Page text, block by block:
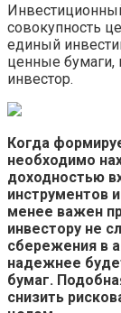
совокупность
единый
ценные бумаги,
инвестор.
Когда
необходимо
доходностью
инструментов
менее важен
инвестору не
сбережения в
надежнее
бумаг.
снизить